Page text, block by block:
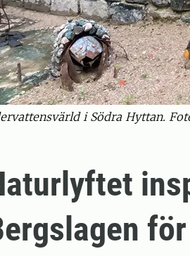
i Södra Hyttan.